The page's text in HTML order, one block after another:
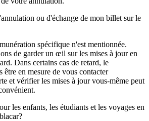
ou d'échange de mon billet sur le
spécifique n'est mentionnée.
de garder un œil sur les mises à jour en
Dans certains cas de retard, le
être en mesure de vous contacter
et vérifier les mises à jour vous-même peut
les enfants, les étudiants et les voyages en